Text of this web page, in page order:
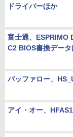
ドライバーほか
富士通、ESPRIMO
C2 BIOS書換データ
バッファロー、
アイ・オー、